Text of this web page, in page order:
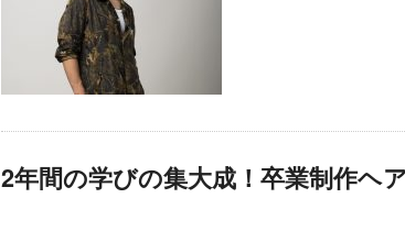
2年間の学びの集大成！卒業制作ヘ